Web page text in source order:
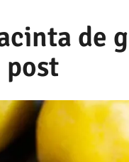
de
post